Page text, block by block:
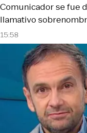
15:58
Comunicador se fue
llamativo